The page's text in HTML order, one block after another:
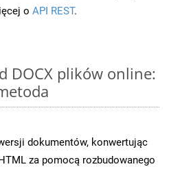
o API REST.
DOCX plików online:
dokumentów, konwertując
za pomocą rozbudowanego